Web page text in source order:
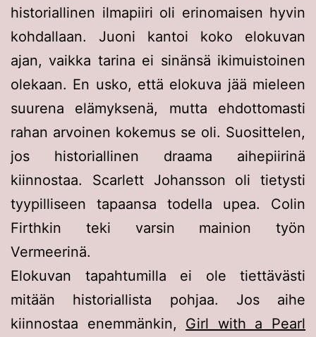
historiallinen ilmapiiri oli erinomaisen hyvin
kohdallaan. Juoni kantoi koko elokuvan
ajan, vaikka tarina ei sinänsä ikimuistoinen
olekaan. En usko, että elokuva jää mieleen
suurena elämyksenä, mutta ehdottomasti
rahan arvoinen kokemus se oli. Suosittelen,
jos historiallinen draama aihepiirinä
kiinnostaa. Scarlett Johansson oli tietysti
tyypilliseen tapaansa todella upea. Colin
Firthkin teki varsin mainion työn
Vermeerinä.
Elokuvan tapahtumilla ei ole tiettävästi
mitään historiallista pohjaa. Jos aihe
kiinnostaa enemmänkin, Girl with a Pearl